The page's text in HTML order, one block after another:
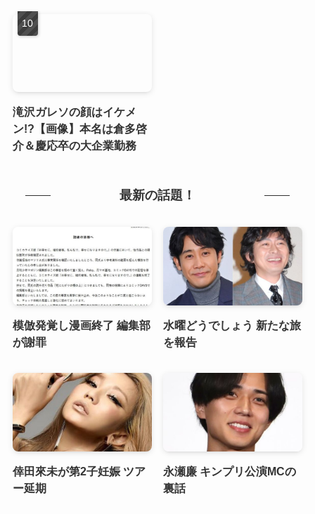
滝沢ガレソの顔はイケメ
ン!?【画像】本名は倉多啓
介＆慶応卒の大企業勤務
最新の話題！
模倣発覚し漫画終了 編集部
が謝罪
水曜どうでしょう 新たな旅
を報告
倖田來未が第2子妊娠 ツア
ー延期
永瀬廉 キンプリ公演MCの
裏話